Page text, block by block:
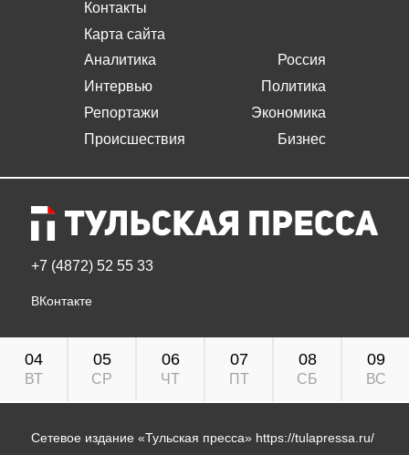
Контакты
Карта сайта
Аналитика
Интервью
Репортажи
Происшествия
Россия
Политика
Экономика
Бизнес
+7 (4872) 52 55 33
ВКонтакте
04
ВТ
05
СР
06
ЧТ
07
ПТ
08
СБ
09
ВС
Сетевое издание «Тульская пресса» https://tulapressa.ru/